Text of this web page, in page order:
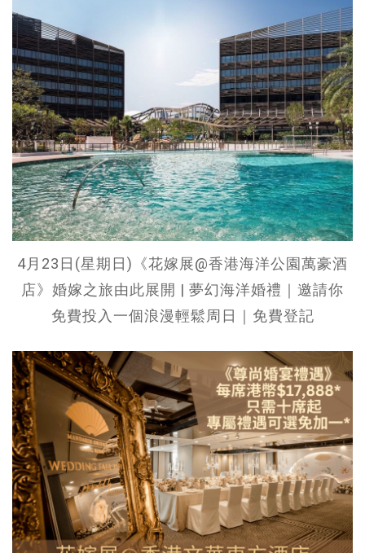
4月23日(星期日)《花嫁展@香港海洋公園萬豪酒
店》婚嫁之旅由此展開 | 夢幻海洋婚禮｜邀請你
免費投入一個浪漫輕鬆周日｜免費登記